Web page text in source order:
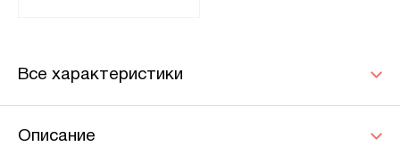
Все характеристики
Описание